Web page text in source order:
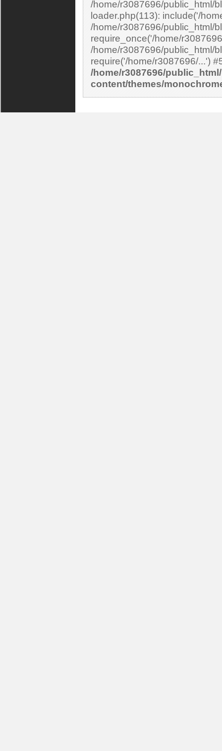
/home/r3087696/public_html/
loader.php(113): include('/
/home/r3087696/public_html/
require_once('/home/
/home/r3087696/public_html/
/home/r3087696/
content/themes/